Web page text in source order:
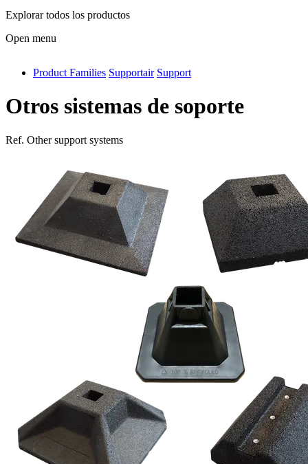
Explorar todos los productos
Open menu
antivib
instalduct
supportair
flexduct
Product Families Supportair Support
Otros sistemas de soporte
Ref. Other support systems